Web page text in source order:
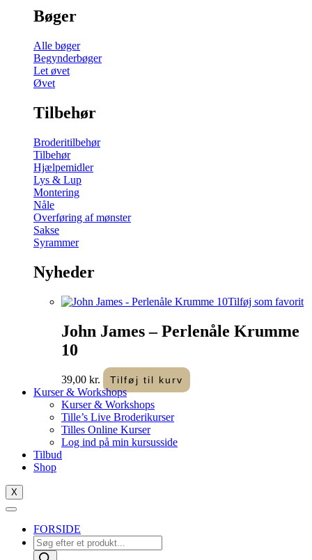
Bøger
Alle bøger
Begynderbøger
Let øvet
Øvet
Tilbehør
Broderitilbehør
Tilbehør
Hjælpemidler
Lys & Lup
Montering
Nåle
Overføring af mønster
Sakse
Syrammer
Nyheder
Tilføj som favorit
John James – Perlenåle Krumme
10
39,00 kr. Tilføj til kurv
Kurser & Workshops
Kurser & Workshops
Tille’s Live Broderikurser
Tilles Online Kurser
Log ind på min kursusside
Tilbud
Shop
X
FORSIDE
Products
search